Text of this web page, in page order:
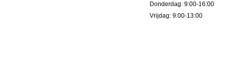
Donderdag: 9:00-16:00
Vrijdag: 9:00-13:00